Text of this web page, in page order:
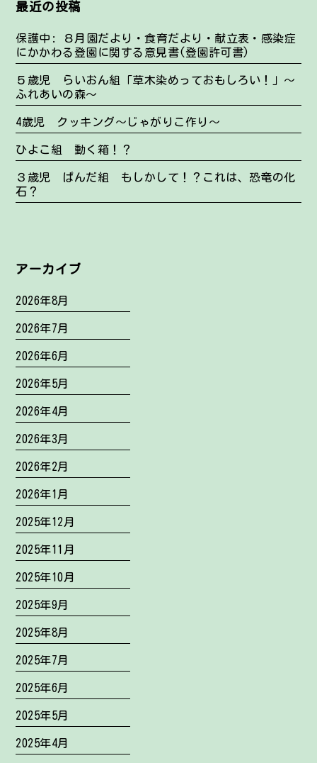
最近の投稿
保護中: ８月園だより・食育だより・献立表・感染症
にかかわる登園に関する意見書(登園許可書)
５歳児 らいおん組「草木染めっておもしろい！」～
ふれあいの森～
4歳児 クッキング～じゃがりこ作り～
ひよこ組 動く箱！？
３歳児 ぱんだ組 もしかして！？これは、恐竜の化
石？
アーカイブ
2026年8月
2026年7月
2026年6月
2026年5月
2026年4月
2026年3月
2026年2月
2026年1月
2025年12月
2025年11月
2025年10月
2025年9月
2025年8月
2025年7月
2025年6月
2025年5月
2025年4月